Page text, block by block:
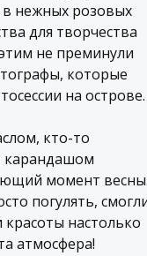
в нежных розовых
для творчества
не преминули
которые
на острове.
кто-то
карандашом
момент весны.
погулять,
красоты настолько
атмосфера!